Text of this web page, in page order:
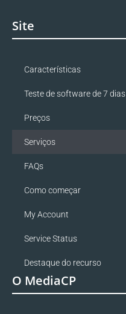
Site
Características
Teste de software de 7 dias
Preços
Serviços
FAQs
Como começar
My Account
Service Status
Destaque do recurso
O MediaCP